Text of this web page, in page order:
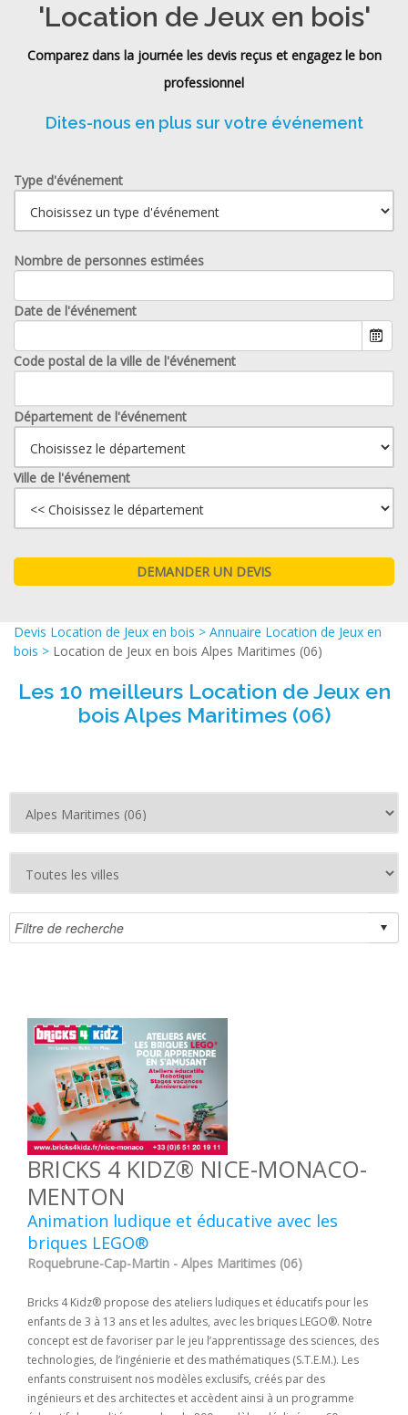
'Location de Jeux en bois'
Comparez dans la journée les devis reçus et engagez le bon
professionnel
Dites-nous en plus sur votre événement
Type d'événement
Nombre de personnes estimées
Date de l'événement
Code postal de la ville de l'événement
Département de l'événement
Ville de l'événement
Devis Location de Jeux en bois > Annuaire Location de Jeux en
bois > Location de Jeux en bois Alpes Maritimes (06)
Les 10 meilleurs Location de Jeux en
bois Alpes Maritimes (06)
BRICKS 4 KIDZ® NICE-MONACO-
MENTON
Animation ludique et éducative avec les
briques LEGO®
Roquebrune-Cap-Martin - Alpes Maritimes (06)
Bricks 4 Kidz® propose des ateliers ludiques et éducatifs pour les
enfants de 3 à 13 ans et les adultes, avec les briques LEGO®. Notre
concept est de favoriser par le jeu l’apprentissage des sciences, des
technologies, de l’ingénierie et des mathématiques (S.T.E.M.). Les
enfants construisent nos modèles exclusifs, créés par des
ingénieurs et des architectes et accèdent ainsi à un programme